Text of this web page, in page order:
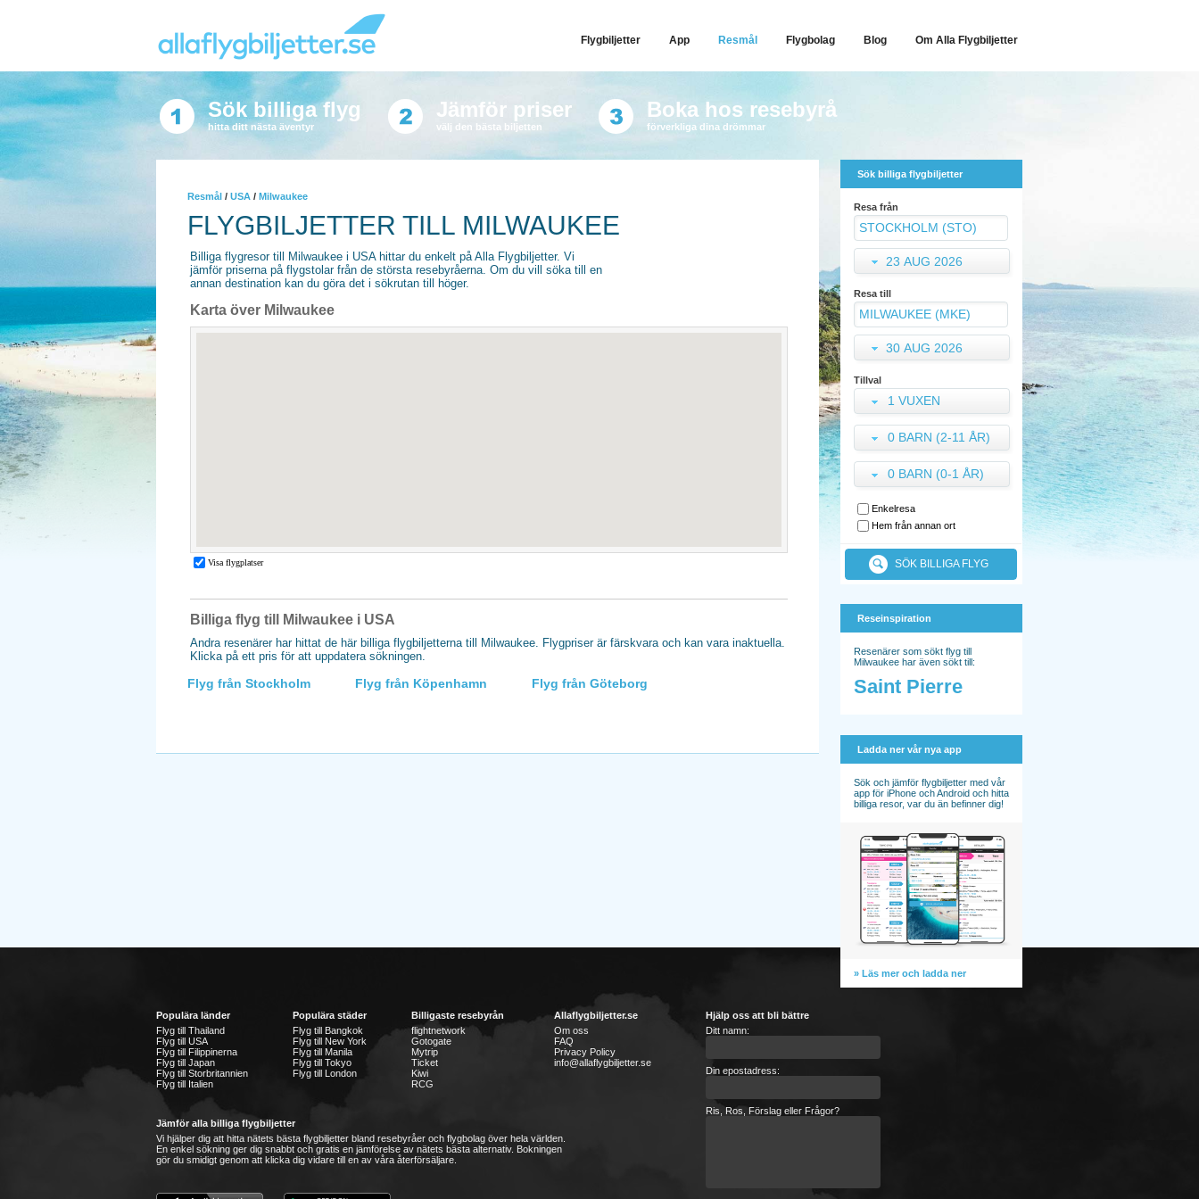
Flygbiljetter App Resmål Flygbolag Blog Om Alla Flygbiljetter
Sök billiga flyg
hitta ditt nästa äventyr
Jämför priser
välj den bästa biljetten
Boka hos resebyrå
förverkliga dina drömmar
Resmål / USA / Milwaukee
FLYGBILJETTER TILL MILWAUKEE
Billiga flygresor till Milwaukee i USA hittar du enkelt på Alla Flygbiljetter. Vi
jämför priserna på flygstolar från de största resebyråerna. Om du vill söka till en
annan destination kan du göra det i sökrutan till höger.
Karta över Milwaukee
Billiga flyg till Milwaukee i USA
Andra resenärer har hittat de här billiga flygbiljetterna till Milwaukee. Flygpriser är färskvara och kan vara inaktuella.
Klicka på ett pris för att uppdatera sökningen.
Flyg från Stockholm Flyg från Köpenhamn Flyg från Göteborg
Sök billiga flygbiljetter
Resa från
23 AUG 2026
Resa till
30 AUG 2026
Tillval
1 VUXEN
0 BARN (2-11 ÅR)
0 BARN (0-1 ÅR)
Enkelresa
Hem från annan ort
SÖK BILLIGA FLYG
Reseinspiration
Resenärer som sökt flyg till
Milwaukee har även sökt till:
Saint Pierre
Ladda ner vår nya app
Sök och jämför flygbiljetter med vår
app för iPhone och Android och hitta
billiga resor, var du än befinner dig!
» Läs mer och ladda ner
Populära länder
Flyg till Thailand
Flyg till USA
Flyg till Filippinerna
Flyg till Japan
Flyg till Storbritannien
Flyg till Italien
Populära städer
Flyg till Bangkok
Flyg till New York
Flyg till Manila
Flyg till Tokyo
Flyg till London
Billigaste resebyrån
flightnetwork
Gotogate
Mytrip
Ticket
Kiwi
RCG
Allaflygbiljetter.se
Om oss
FAQ
Privacy Policy
info@allaflygbiljetter.se
Jämför alla billiga flygbiljetter
Vi hjälper dig att hitta nätets bästa flygbiljetter bland resebyråer och flygbolag över hela världen.
En enkel sökning ger dig snabbt och gratis en jämförelse av nätets bästa alternativ. Bokningen
gör du smidigt genom att klicka dig vidare till en av våra återförsäljare.
Hjälp oss att bli bättre
Ditt namn:
Din epostadress:
Ris, Ros, Förslag eller Frågor?